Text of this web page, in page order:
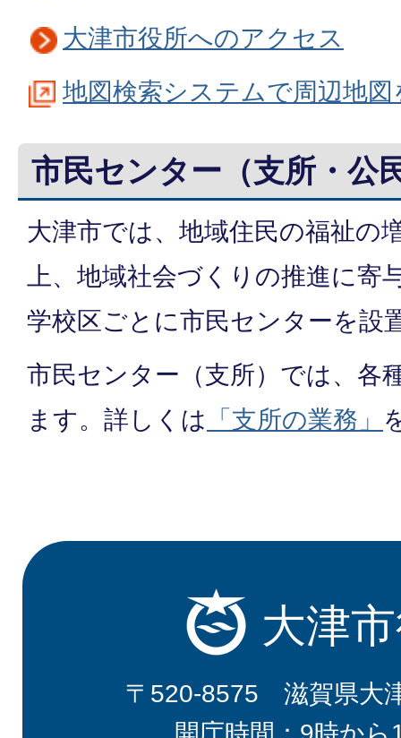
大津市役所へのアクセス
地図検索システムで周辺地
市民センター（支所・公
大津市では、地域住民の福祉の
上、地域社会づくりの推進に寄
学校区ごとに市民センターを設
市民センター（支所）では、各
ます。詳しくは 「支所の業務」
大津
〒520-8575 滋賀県大